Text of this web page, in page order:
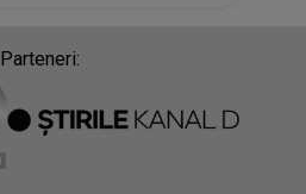
Parteneri: